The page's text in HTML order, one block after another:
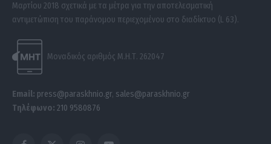
Μαρτίου 2018 σχετικά με τα μέτρα για την αποτελεσματική
αντιμετώπιση του παράνομου περιεχομένου στο διαδίκτυο (L 63).
Μοναδικός αριθμός Μ.Η.Τ. 262047
Email: press@paraskhnio.gr, sales@paraskhnio.gr
Τηλέφωνο: 210 9580876